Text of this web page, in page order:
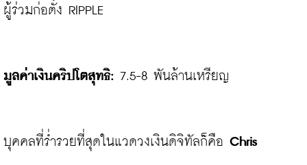
ผู้ร่วมก่อตั้ง RIPPLE
มูลค่าเงินคริปโตสุทธิ: 7.5-8 พันล้านเหรียญ
บุคคลที่ร่ำรวยที่สุดในแวดวงเงินดิจิทัลก็คือ Chris